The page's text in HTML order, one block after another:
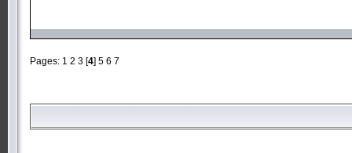
Pages: 1 2 3 [4] 5 6 7